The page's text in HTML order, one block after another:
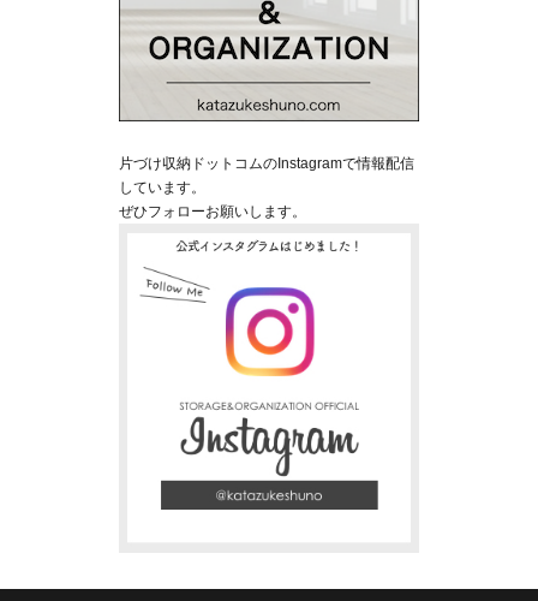
片づけ収納ドットコムのInstagramで情報配信
しています。
ぜひフォローお願いします。